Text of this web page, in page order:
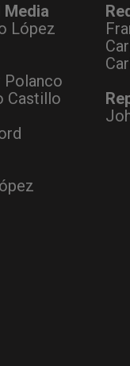
López
Polanco
Castillo